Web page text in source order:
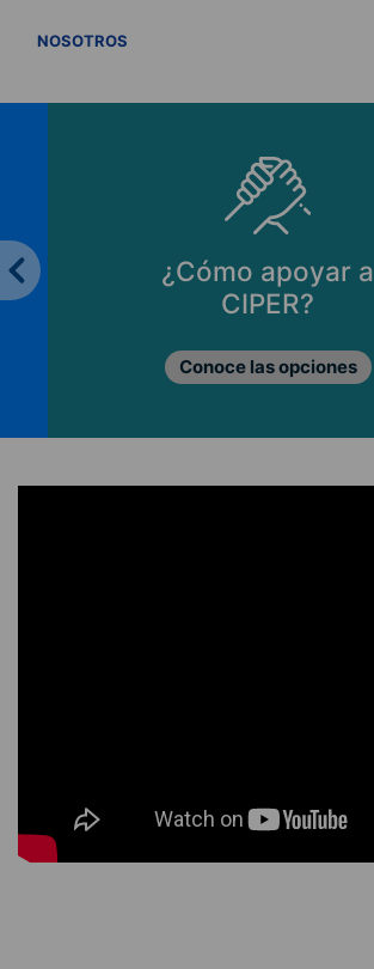
NOSOTROS
¿Cómo apoyar a
CIPER?
Conoce las opciones